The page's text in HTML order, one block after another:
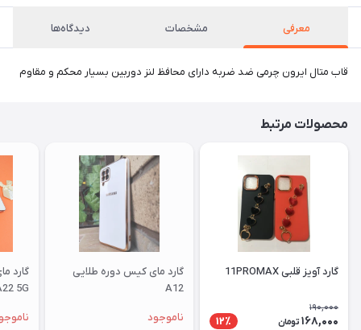
معرفی مشخصات دیدگاه‌ها
قاب متال ایرون چرمی ضد ضربه دارای محافظ لنز دوربین بسیار محکم و مقاوم
محصولات مرتبط
گارد آویز قلبی 11PROMAX
190,000
168,000 تومان 12٪
گارد مای کیس دوره طلایی
A12
ناموجود
گارد
5G